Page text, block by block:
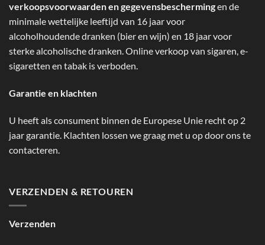
verkoopsvoorwaarden en gegevensbeschermingen de
minimale wettelijke leeftijd van 16 jaar voor
alcoholhoudende dranken (bier en wijn) en 18 jaar voor
sterke alcoholische dranken. Online verkoop van sigaren, e-
sigaretten en tabak is verboden.
Garantie en klachten
U heeft als consument binnen de Europese Unie recht op 2
jaar garantie. Klachten lossen we graag met u op door ons te
contacteren.
VERZENDEN & RETOUREN
Verzenden